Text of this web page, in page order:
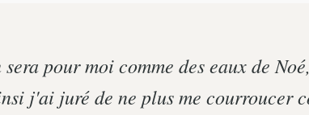
pour moi comme des eaux de
j'ai juré de ne plus me courroucer